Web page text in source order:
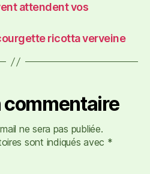
attendent vos
ricotta verveine
commentaire
ne sera pas publiée.
sont indiqués avec *